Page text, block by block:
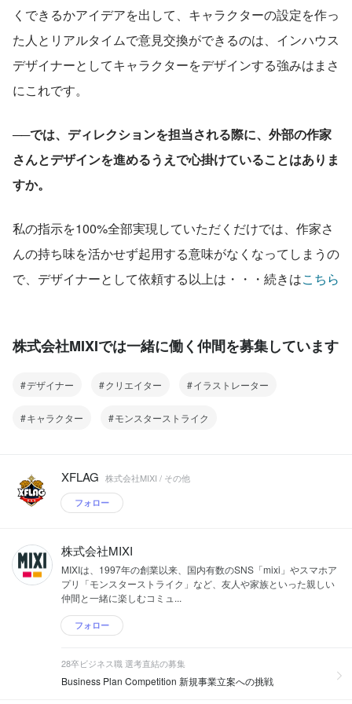
くできるかアイデアを出して、キャラクターの設定を作っ
た人とリアルタイムで意見交換ができるのは、インハウス
デザイナーとしてキャラクターをデザインする強みはまさ
にこれです。
──では、ディレクションを担当される際に、外部の作家
さんとデザインを進めるうえで心掛けていることはありま
すか。
私の指示を100%全部実現していただくだけでは、作家さ
んの持ち味を活かせず起用する意味がなくなってしまうの
で、デザイナーとして依頼する以上は・・・続きはこちら
株式会社MIXIでは一緒に働く仲間を募集しています
デザイナー クリエイター イラストレーター
キャラクター モンスターストライク
XFLAG 株式会社MIXI / その他
フォロー
株式会社MIXI
MIXIは、1997年の創業以来、国内有数のSNS「mixi」やスマホア
プリ「モンスターストライク」など、友人や家族といった親しい
仲間と一緒に楽しむコミュ...
フォロー
28卒ビジネス職 選考直結の募集
Business Plan Competition 新規事業立案への挑戦